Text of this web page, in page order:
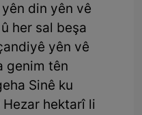
din yên vê
her sal beşa
yên vê
genim tên
Sinê ku
hektarî li